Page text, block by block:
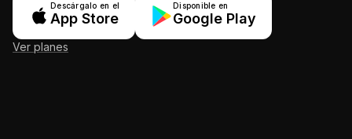
Descárgalo en el
App Store
Disponible en
Google Play
Ver planes